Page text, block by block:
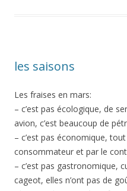
les saisons
Les fraises en mars:
– c’est pas écologique, de
avion, c’est beaucoup de
– c’est pas économique,
consommateur et par le
– c’est pas gastronomique,
cageot, elles n’ont pas de